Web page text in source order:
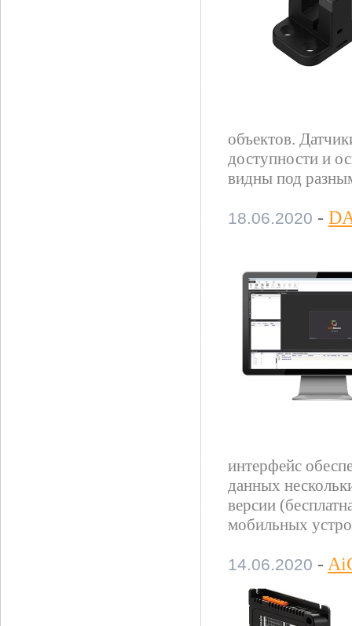
объектов.
доступности и
видны под
18.06.2020 -
интерфейс
данных
версии
мобильных
14.06.2020 -